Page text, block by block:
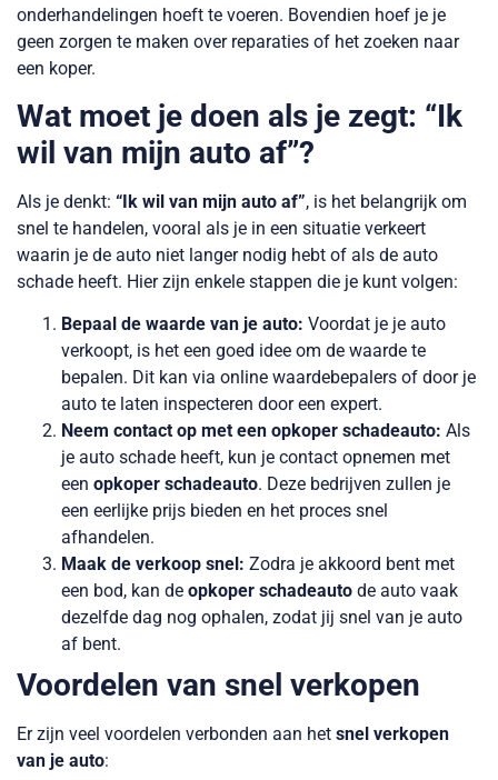
onderhandelingen hoeft te voeren. Bovendien hoef je je
geen zorgen te maken over reparaties of het zoeken naar
een koper.
Wat moet je doen als je zegt: “Ik
wil van mijn auto af”?
Als je denkt: “Ik wil van mijn auto af”, is het belangrijk om
snel te handelen, vooral als je in een situatie verkeert
waarin je de auto niet langer nodig hebt of als de auto
schade heeft. Hier zijn enkele stappen die je kunt volgen:
Bepaal de waarde van je auto: Voordat je je auto
verkoopt, is het een goed idee om de waarde te
bepalen. Dit kan via online waardebepalers of door je
auto te laten inspecteren door een expert.
Neem contact op met een opkoper schadeauto: Als
je auto schade heeft, kun je contact opnemen met
een opkoper schadeauto. Deze bedrijven zullen je
een eerlijke prijs bieden en het proces snel
afhandelen.
Maak de verkoop snel: Zodra je akkoord bent met
een bod, kan de opkoper schadeauto de auto vaak
dezelfde dag nog ophalen, zodat jij snel van je auto
af bent.
Voordelen van snel verkopen
Er zijn veel voordelen verbonden aan het snel verkopen
van je auto: